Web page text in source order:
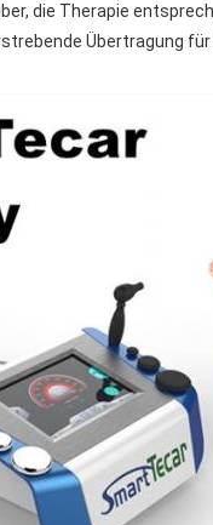
die Therapie
Übertragung